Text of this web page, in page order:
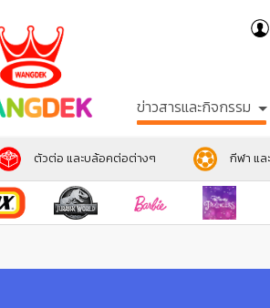
ข่าวสารและกิจกรรม
ตัวต่อ และบล้อคต่อต่างๆ กีฬา แล